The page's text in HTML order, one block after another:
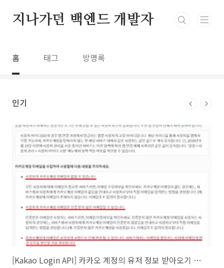
지나가던 백엔드 개발자
홈 태그 방명록
인기
[Kakao Login API] 카카오 계정의 유저 정보 받아오기 및 마무리 (Spring Boot 환경에서 카카오 로그인 API RESTful방식으로 연동하기 -4장 마무리) (0)